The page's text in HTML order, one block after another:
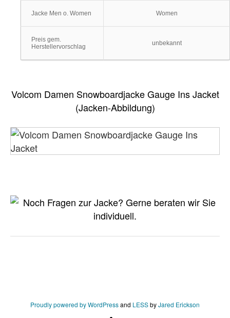
Jacke Men o. Women Women
Preis gem.
Herstellervorschlag
unbekannt
Volcom Damen Snowboardjacke Gauge Ins Jacket
(Jacken-Abbildung)
Proudly powered by WordPressand LESSbyJared Erickson